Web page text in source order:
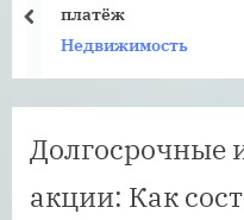
платёж
Недвижимость
prev
Долгосрочные
акции: Как